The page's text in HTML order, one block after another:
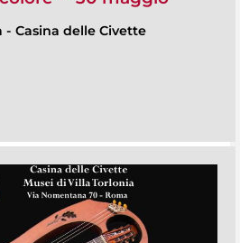
- Casina delle Civette